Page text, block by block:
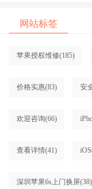
网站标签
苹果授权维修(185)
价格实惠(83) 安
欢迎咨询(66)
查看详情(41) iOS
深圳苹果6s上门换屏(38)